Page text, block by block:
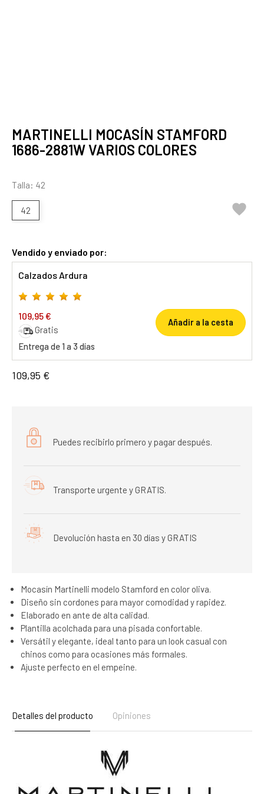
MARTINELLI MOCASÍN STAMFORD
1686-2881W VARIOS COLORES
Talla: 42
42 
Vendido y enviado por:
Calzados Ardura
109,95 €
Gratis
Entrega de 1 a 3 días
Añadir a la cesta
109,95 €
Puedes recibirlo primero y pagar después.
Transporte urgente y GRATIS.
Devolución hasta en 30 días y GRATIS
Mocasín Martinelli modelo Stamford en color oliva.
Diseño sin cordones para mayor comodidad y rapidez.
Elaborado en ante de alta calidad.
Plantilla acolchada para una pisada confortable.
Versátil y elegante, ideal tanto para un look casual con
chinos como para ocasiones más formales.
Ajuste perfecto en el empeine.
Detalles del producto Opiniones